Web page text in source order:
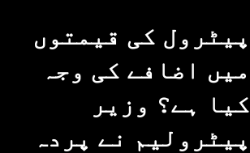
پیٹرول کی قیمتوں
میں اضافے کی وجہ
کیا ہے؟ وزیرِ
پیٹرولیم نے پردہ